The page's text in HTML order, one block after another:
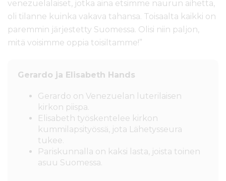
venezuelalaiset, jotka aina etsimme naurun aihetta,
oli tilanne kuinka vakava tahansa. Toisaalta kaikki on
paremmin järjestetty Suomessa. Olisi niin paljon,
mitä voisimme oppia toisiltamme!”
Gerardo ja Elisabeth Hands
Gerardo on Venezuelan luterilaisen
kirkon piispa.
Elisabeth työskentelee kirkon
kummilapsityössä, jota Lähetysseura
tukee.
Pariskunnalla on kaksi lasta, joista toinen
asuu Suomessa.